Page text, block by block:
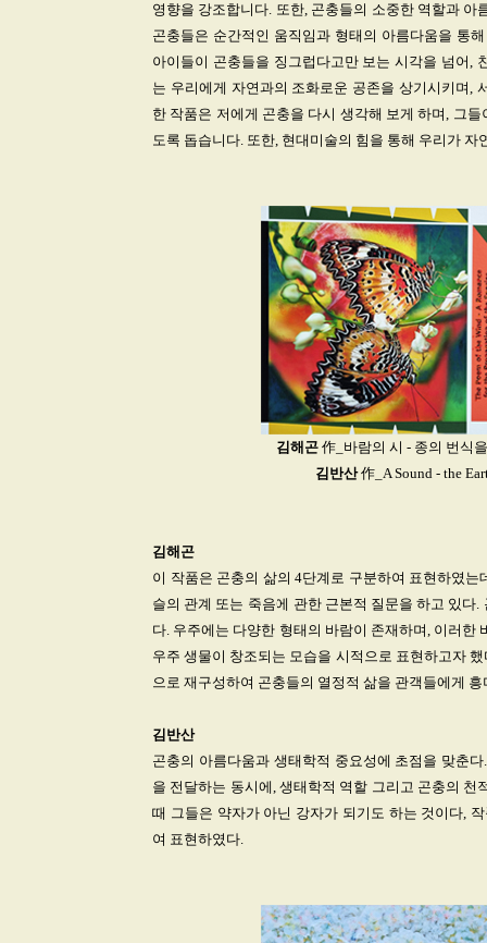
영향을 강조합니다. 또한, 곤충들의 소중한 역할과
곤충들은 순간적인 움직임과 형태의 아름다움을 통
아이들이 곤충들을 징그럽다고만 보는 시각을 넘어,
는 우리에게 자연과의 조화로운 공존을 상기시키며,
한 작품은 저에게 곤충을 다시 생각해 보게 하며, 그
도록 돕습니다. 또한, 현대미술의 힘을 통해 우리가
김해곤作_바람의 시 - 종의 번식
김반산作_A Sound - the
김해곤
이 작품은 곤충의 삶의 4단계로 구분하여 표현하였
슬의 관계 또는 죽음에 관한 근본적 질문을 하고 있다
다. 우주에는 다양한 형태의 바람이 존재하며, 이러한
우주 생물이 창조되는 모습을 시적으로 표현하고자
으로 재구성하여 곤충들의 열정적 삶을 관객들에게
김반산
곤충의 아름다움과 생태학적 중요성에 초점을 맞춘
을 전달하는 동시에, 생태학적 역할 그리고 곤충의
때 그들은 약자가 아닌 강자가 되기도 하는 것이다,
여 표현하였다.